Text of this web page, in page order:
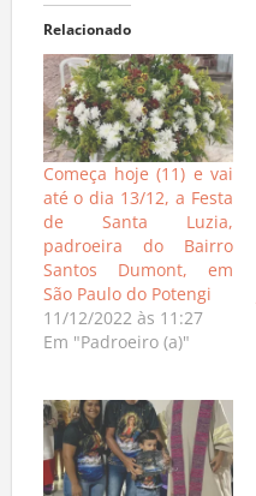
Relacionado
Começa hoje (11) e vai
até o dia 13/12, a Festa
de Santa Luzia,
padroeira do Bairro
Santos Dumont, em
São Paulo do Potengi
11/12/2022 às 11:27
Em "Padroeiro (a)"